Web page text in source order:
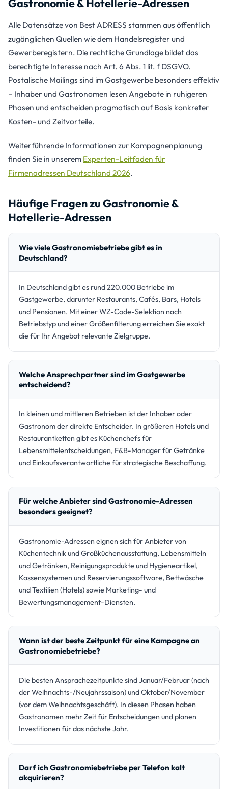
Gastronomie & Hotellerie-Adressen
Alle Datensätze von Best ADRESS stammen aus öffentlich
zugänglichen Quellen wie dem Handelsregister und
Gewerberegistern. Die rechtliche Grundlage bildet das
berechtigte Interesse nach Art. 6 Abs. 1 lit. f DSGVO.
Postalische Mailings sind im Gastgewerbe besonders effektiv
– Inhaber und Gastronomen lesen Angebote in ruhigeren
Phasen und entscheiden pragmatisch auf Basis konkreter
Kosten- und Zeitvorteile.
Weiterführende Informationen zur Kampagnenplanung
finden Sie in unserem Experten-Leitfaden für
Firmenadressen Deutschland 2026.
Häufige Fragen zu Gastronomie &
Hotellerie-Adressen
Wie viele Gastronomiebetriebe gibt es in
Deutschland?
In Deutschland gibt es rund 220.000 Betriebe im
Gastgewerbe, darunter Restaurants, Cafés, Bars, Hotels
und Pensionen. Mit einer WZ-Code-Selektion nach
Betriebstyp und einer Größenfilterung erreichen Sie exakt
die für Ihr Angebot relevante Zielgruppe.
Welche Ansprechpartner sind im Gastgewerbe
entscheidend?
In kleinen und mittleren Betrieben ist der Inhaber oder
Gastronom der direkte Entscheider. In größeren Hotels und
Restaurantketten gibt es Küchenchefs für
Lebensmittelentscheidungen, F&B-Manager für Getränke
und Einkaufsverantwortliche für strategische Beschaffung.
Für welche Anbieter sind Gastronomie-Adressen
besonders geeignet?
Gastronomie-Adressen eignen sich für Anbieter von
Küchentechnik und Großküchenausstattung, Lebensmitteln
und Getränken, Reinigungsprodukte und Hygieneartikel,
Kassensystemen und Reservierungssoftware, Bettwäsche
und Textilien (Hotels) sowie Marketing- und
Bewertungsmanagement-Diensten.
Wann ist der beste Zeitpunkt für eine Kampagne an
Gastronomiebetriebe?
Die besten Ansprachezeitpunkte sind Januar/Februar (nach
der Weihnachts-/Neujahrssaison) und Oktober/November
(vor dem Weihnachtsgeschäft). In diesen Phasen haben
Gastronomen mehr Zeit für Entscheidungen und planen
Investitionen für das nächste Jahr.
Darf ich Gastronomiebetriebe per Telefon kalt
akquirieren?